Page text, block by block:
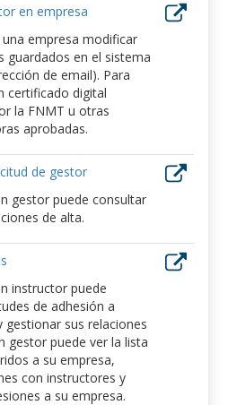
en empresa
empresa modificar
guardados en el sistema
de email). Para
certificado digital
la FNMT u otras
aprobadas.
de gestor
gestor puede consultar
de alta.
instructor puede
de adhesión a
gestionar sus relaciones
gestor puede ver la lista
a su empresa,
con instructores y
a su empresa.